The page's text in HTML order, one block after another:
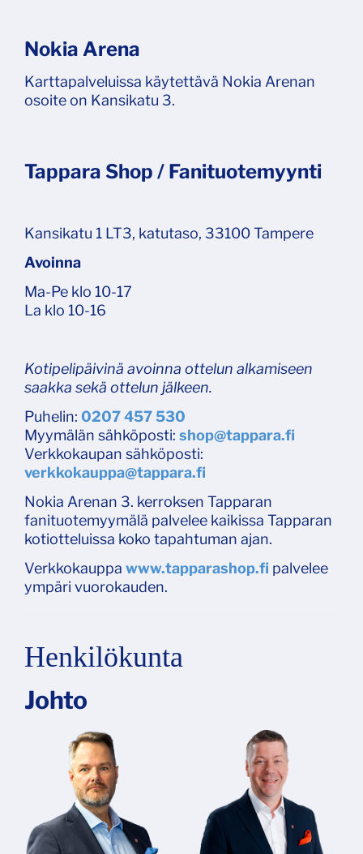
Nokia Arena
Karttapalveluissa käytettävä Nokia Arenan
osoite on Kansikatu 3.
Tappara Shop / Fanituotemyynti
Kansikatu 1 LT3, katutaso, 33100 Tampere
Avoinna
Ma-Pe klo 10-17
La klo 10-16​​​​​​​
Kotipelipäivinä avoinna ottelun alkamiseen
saakka sekä ottelun jälkeen.
Puhelin: 0207 457 530
Myymälän sähköposti: shop@tappara.fi
Verkkokaupan sähköposti:
verkkokauppa@tappara.fi
Nokia Arenan 3. kerroksen Tapparan
fanituotemyymälä palvelee kaikissa Tapparan
kotiotteluissa koko tapahtuman ajan.
Verkkokauppa www.tapparashop.fi palvelee
ympäri vuorokauden.
Henkilökunta
Johto